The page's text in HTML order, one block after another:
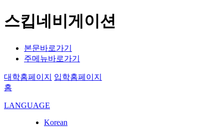
스킵네비게이션
본문바로가기
주메뉴바로가기
대학홈페이지
입학홈페이지
홈
LANGUAGE
Korean